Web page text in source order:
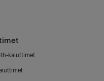
kaiuttimet